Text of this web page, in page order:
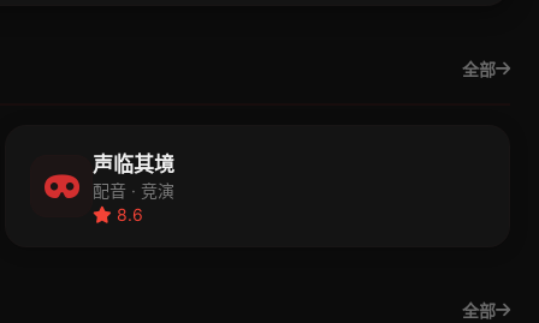
全部
声临其境
配音 · 竞演
8.6
全部